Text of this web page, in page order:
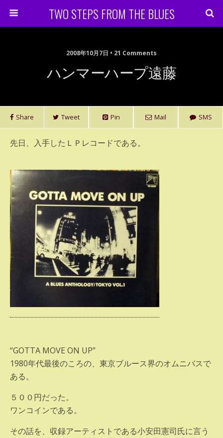
TWO STEPS FROM THE BLUES
2008年10月7日 • 21 Comments
ハンマーハープ遠藤
Share Tweet Pin Mail SMS
先日、入手したＬＰレコードである。
“GOTTA MOVE ON UP”
1980年代最後のころの、東京ブルース界のオムニバスで
ある。
５００円だった。
ワンコインである。
その話を、収録アーティストである小安田憲司氏に言う